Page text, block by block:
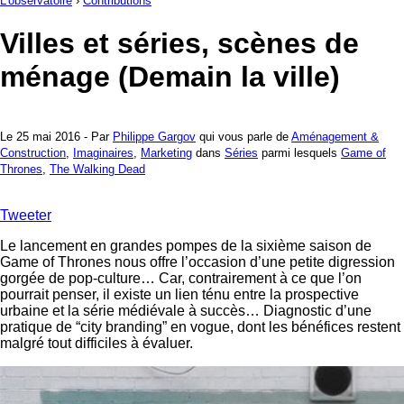
Villes et séries, scènes de
ménage (Demain la ville)
Le 25 mai 2016 - Par Philippe Gargov qui vous parle de Aménagement &
Construction Imaginaires Marketing dans Séries parmi lesquels Game of
Thrones The Walking Dead
Tweeter
Le lancement en grandes pompes de la sixième saison de
Game of Thrones nous offre l’occasion d’une petite digression
gorgée de pop-culture… Car, contrairement à ce que l’on
pourrait penser, il existe un lien ténu entre la prospective
urbaine et la série médiévale à succès… Diagnostic d’une
pratique de “city branding” en vogue, dont les bénéfices restent
malgré tout difficiles à évaluer.